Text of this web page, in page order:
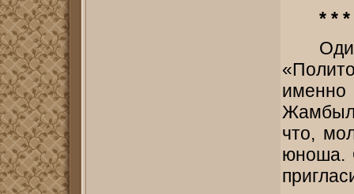
* * *
что,
юноша.